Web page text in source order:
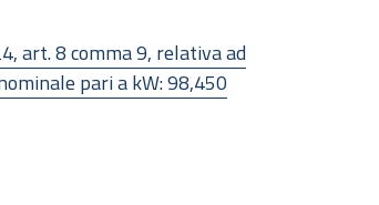
art. 8 comma 9, relativa ad
pari a kW: 98,450